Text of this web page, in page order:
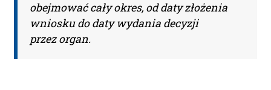
obejmować cały okres, od daty złożenia
wniosku do daty wydania decyzji
przez organ.